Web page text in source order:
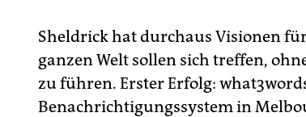
Sheldrick hat durchaus Visionen
ganzen Welt sollen sich treffen,
zu führen. Erster Erfolg:
Benachrichtigungssystem in